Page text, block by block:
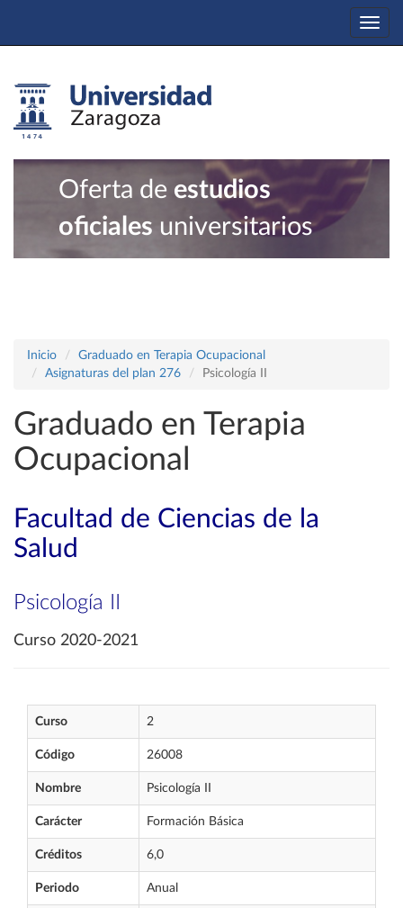
Oferta de estudios
oficiales universitarios
Inicio
Graduado en Terapia Ocupacional
Asignaturas del plan 276
Psicología II
Graduado en Terapia
Ocupacional
Facultad de Ciencias de la
Salud
Psicología II
Curso 2020-2021
Curso 2
Código 26008
Nombre Psicología II
Carácter Formación Básica
Créditos 6,0
Periodo Anual